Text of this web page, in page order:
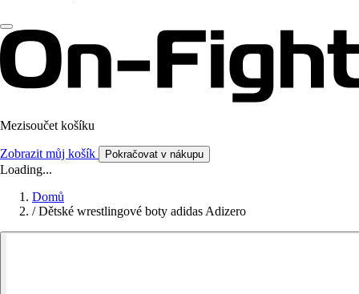
Mezisoučet košíku
Zobrazit můj košík Pokračovat v nákupu
Loading...
Domů
/ Dětské wrestlingové boty adidas Adizero